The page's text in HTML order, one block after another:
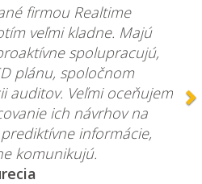
firmou Realtime
veľmi kladne. Majú
spolupracujú,
plánu, spoločnom
auditov. Veľmi oceňujem
ich návrhov na
informácie,
komunikujú.